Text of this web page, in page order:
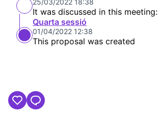
25/03/2022 18:38
It was discussed in this meeting:
Quarta sessió
01/04/2022 12:38
This proposal was created